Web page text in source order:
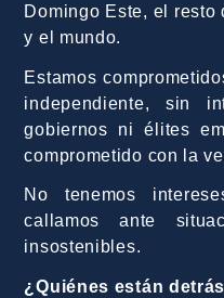
Domingo Este, el
y el mundo.
Estamos
independiente, sin
gobiernos ni élites
comprometido con la
No tenemos
callamos ante
insostenibles.
¿Quiénes están